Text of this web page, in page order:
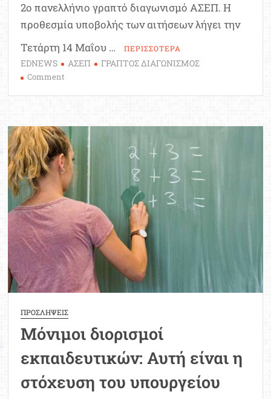
2ο πανελλήνιο γραπτό διαγωνισμό ΑΣΕΠ. Η
προθεσμία υποβολής των αιτήσεων λήγει την
Τετάρτη 14 Μαΐου …
ΠΕΡΙΣΣΟΤΕΡΑ
EDNEWS ΑΣΕΠ ΓΡΑΠΤΟΣ ΔΙΑΓΩΝΙΣΜΟΣ
Comment
αιτήσεις
συμμετοχής
στον
2ο
πανελλήνιο
γραπτό
διαγωνισμό
2025
ΠΡΟΣΛΗΨΕΙΣ
Μόνιμοι διορισμοί
εκπαιδευτικών: Αυτή είναι η
στόχευση του υπουργείου